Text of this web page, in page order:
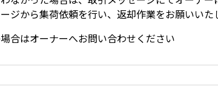
ジから集荷依頼を行い、返却作業をお願いいた
合はオーナーへお問い合わせください